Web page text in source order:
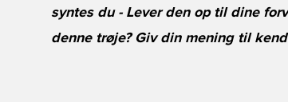
syntes du - Lever den op til dine
denne trøje? Giv din mening til